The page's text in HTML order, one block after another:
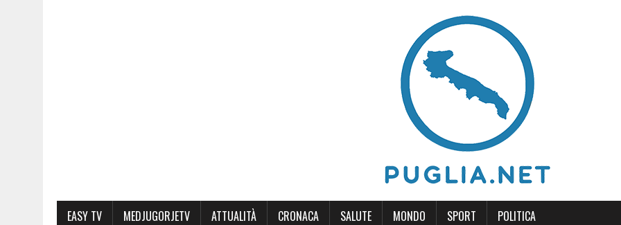
EASY TV MEDJUGORJETV ATTUALITÀ CRONACA SALUTE MONDO SPORT POLITICA